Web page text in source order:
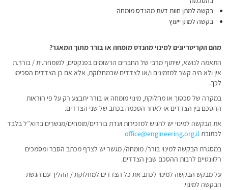
בקשה למתן חוות דעת מהנדס מומחה
בקשה למתן ייעוץ
מהם הקריטריונים למינוי מהנדס מומחה או בורר מתוך המאגר?
התאמה לנושא, שיתוף מרבי של החברים הרשומים בפנקסים, למומחה.ית / בורר.ת
אין ולא היה קשר למזמינים ו/או לצדדים שבמחלוקת, אלא אם כן הצדדים הסכימו
לכך.
במקרה של סכסוך או מחלוקת, מינוי מומחה או בורר יתבצע רק על פי הוראות
ההסכם בין הצדדים או לאחר הסכמה בכתב של שני הצדדים.
את הבקשה למינוי יש להגיש למזכירות ועדת בוררים/מומחים/מגשרים בדוא”ל בלבד
לכתובת office@engineering.org.il
במסגרת הבקשה למינוי בורר/ מומחה/ מגשר יש לצרף מכתב הסבר ומסמכים
רלוונטיים לרבות ההסכם שבין הצדדים.
על מבקש הבקשה למינוי לכתב את כל הצדדים למחלוקת / ההליך עם הגשת
הבקשה למינוי.